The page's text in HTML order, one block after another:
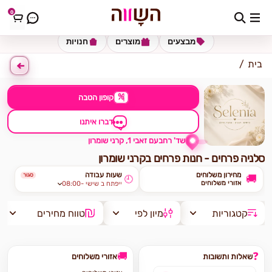
0 כתובת למשלוח הזינו כתובת
חנויות מוצרים מבצעים
בית
% קופון הטבה
דברו איתנו
שד' רחבעם זאבי 1, קרני שומרון
סלניה פרחים - חנות פרחים בקרני שומרון
מחירון משלוחים
אזורי משלוחים 🚚 שעות עבודה סגור
08:00- ייפתח ב שישי 🕘
קטגוריות מיון לפי טווח מחירים
❓שאלות ותשובות 🚚אזורי משלוחים